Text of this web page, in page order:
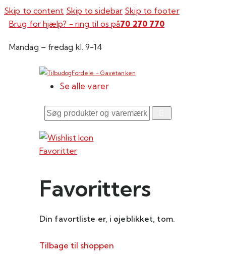
Skip to content Skip to sidebar Skip to footer
Brug for hjælp? - ring til os på70 270 770
Mandag – fredag kl. 9-14
Se alle varer
Søg
og
varemærker
Favoritter
Favoritters
Din favortliste er, i øjeblikket, tom.
Tilbage til shoppen